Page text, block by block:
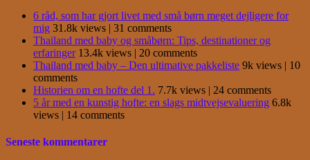
6 råd, som har gjort livet med små børn meget dejligere for
mig 31.8k views | 31 comments
Thailand med baby og småbørn: Tips, destinationer og
erfaringer 13.4k views | 20 comments
Thailand med baby – Den ultimative pakkeliste 9k views | 10
comments
Historien om en hofte del 1. 7.7k views | 24 comments
5 år med en kunstig hofte: en slags midtvejsevaluering 6.8k
views | 14 comments
Seneste kommentarer